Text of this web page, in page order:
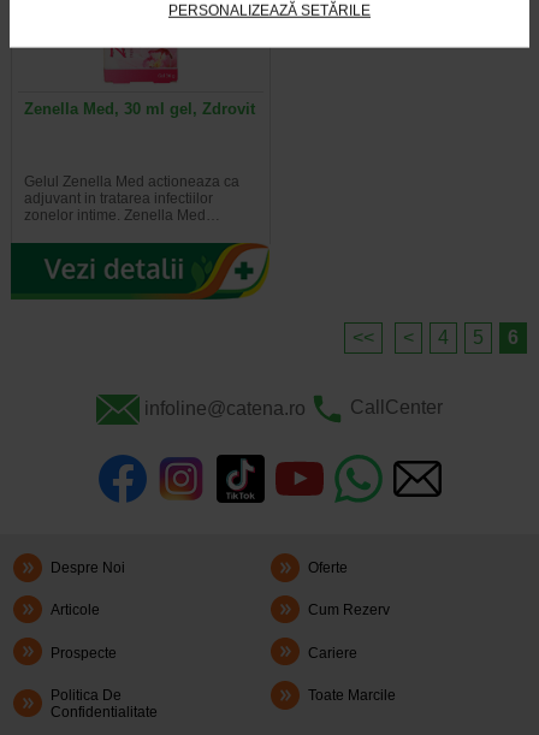
PERSONALIZEAZĂ SETĂRILE
Zenella Med, 30 ml gel, Zdrovit
Gelul Zenella Med actioneaza ca
adjuvant in tratarea infectiilor
zonelor intime. Zenella Med…
<< < 4 5 6
infoline@catena.ro CallCenter
Despre Noi Oferte
Articole Cum Rezerv
Prospecte Cariere
Politica De
Confidentialitate
Toate Marcile